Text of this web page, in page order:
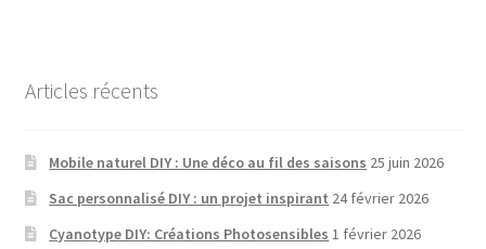
Articles récents
Mobile naturel DIY : Une déco au fil des saisons 25 juin 2026
Sac personnalisé DIY : un projet inspirant 24 février 2026
Cyanotype DIY: Créations Photosensibles 1 février 2026